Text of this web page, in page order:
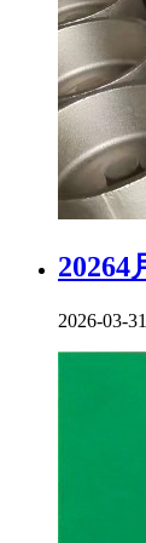
20264
2026-03-31